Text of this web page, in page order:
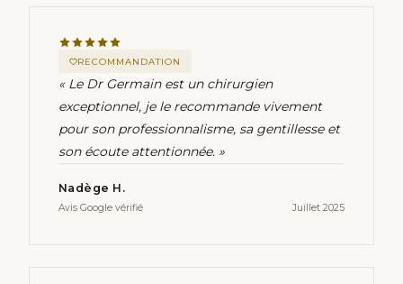
RECOMMANDATION
« Le Dr Germain est un chirurgien
exceptionnel, je le recommande vivement
pour son professionnalisme, sa gentillesse et
son écoute attentionnée. »
Nadège H.
Avis Google vérifié Juillet 2025